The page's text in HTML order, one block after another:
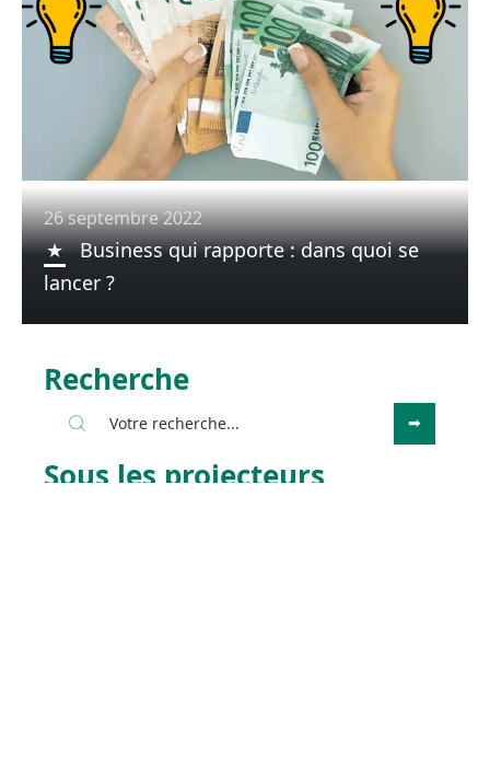
26 septembre 2022
Business qui rapporte : dans quoi se
lancer ?
Recherche
Sous les projecteurs